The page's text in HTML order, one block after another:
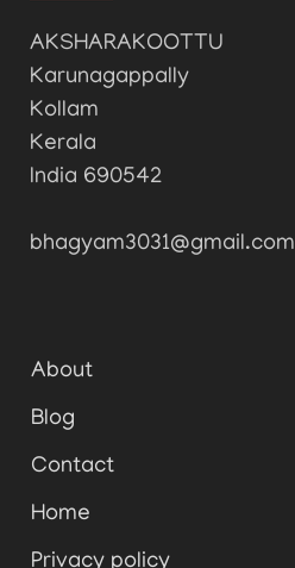
AKSHARAKOOTTU
Karunagappally
Kollam
Kerala
India 690542
bhagyam3031@gmail.com
About
Blog
Contact
Home
Privacy policy